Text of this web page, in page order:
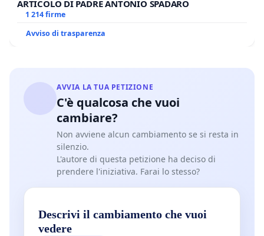
ARTICOLO DI PADRE ANTONIO SPADARO
1 214 firme
Avviso di trasparenza
AVVIA LA TUA PETIZIONE
C'è qualcosa che vuoi
cambiare?
Non avviene alcun cambiamento se si resta in
silenzio.
L'autore di questa petizione ha deciso di
prendere l'iniziativa. Farai lo stesso?
Descrivi il cambiamento che vuoi
vedere